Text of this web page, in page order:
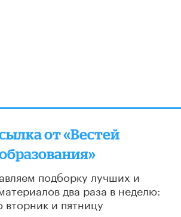
от «Вестей
подборку лучших и
два раза в неделю:
вторник и пятницу